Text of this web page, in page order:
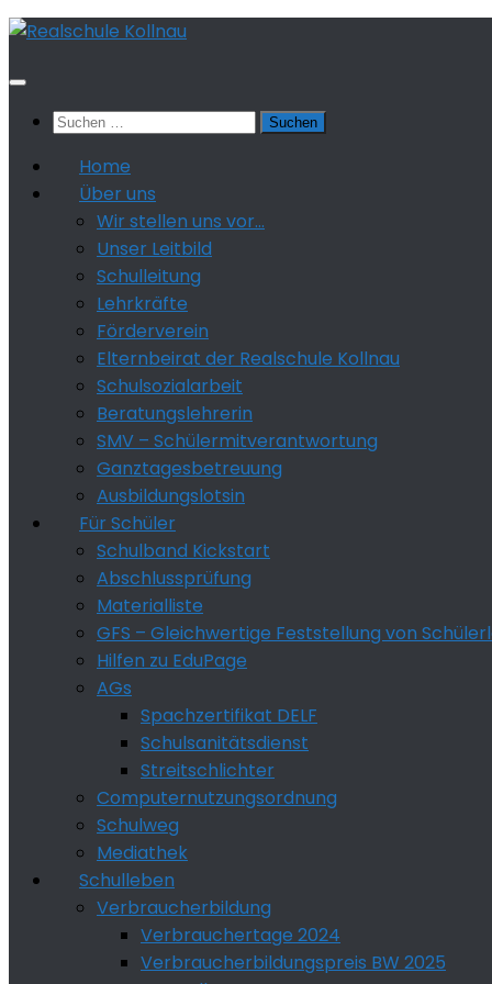
Zum
springen
Suchen
Home
Über uns
Wir stellen uns vor…
Unser Leitbild
Schulleitung
Lehrkräfte
Förderverein
Elternbeirat der Realschule Kollnau
Schulsozialarbeit
Beratungslehrerin
SMV – Schülermitverantwortung
Ganztagesbetreuung
Ausbildungslotsin
Für Schüler
Schulband Kickstart
Abschlussprüfung
Materialliste
GFS – Gleichwertige Feststellung von
Hilfen zu EduPage
AGs
Spachzertifikat DELF
Schulsanitätsdienst
Streitschlichter
Computernutzungsordnung
Schulweg
Mediathek
Schulleben
Verbraucherbildung
Verbrauchertage 2024
Verbraucherbildungspreis BW 2025